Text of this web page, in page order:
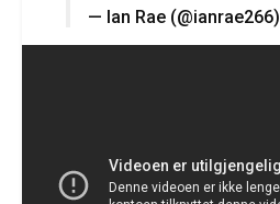
— Ian Rae (@ianrae266)